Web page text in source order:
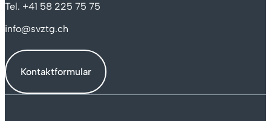
Tel. +41 58 225 75 75
info@svztg.ch
Kontaktformular